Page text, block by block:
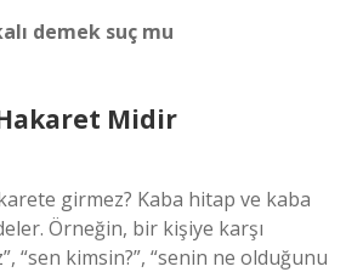
demek suç mu
Midir
girmez? Kaba hitap ve kaba
Örneğin, bir kişiye karşı
“sen kimsin?”, “senin ne olduğunu